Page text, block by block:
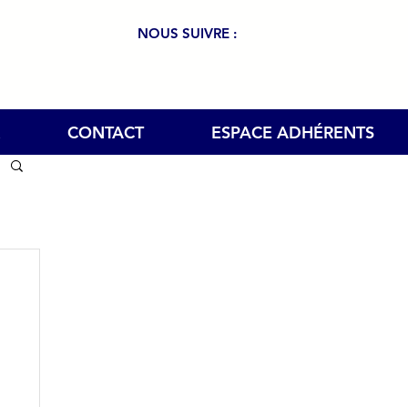
NOUS SUIVRE :
CONTACT ESPACE ADHÉRENTS